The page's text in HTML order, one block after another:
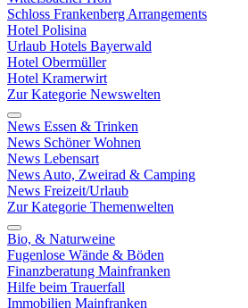
Schloss Frankenberg Arrangements
Hotel Polisina
Urlaub Hotels Bayerwald
Hotel Obermüller
Hotel Kramerwirt
Zur Kategorie Newswelten
News Essen & Trinken
News Schöner Wohnen
News Lebensart
News Auto, Zweirad & Camping
News Freizeit/Urlaub
Zur Kategorie Themenwelten
Bio, & Naturweine
Fugenlose Wände & Böden
Finanzberatung Mainfranken
Hilfe beim Trauerfall
Immobilien Mainfranken